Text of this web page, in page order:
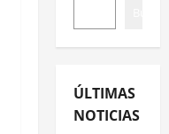
ÚLTIMAS
NOTICIAS